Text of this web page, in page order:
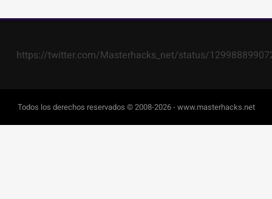
https://twitter.com/Masterhacks_net/status/
Todos los derechos reservados © 2008-2026 - www.masterhacks.net